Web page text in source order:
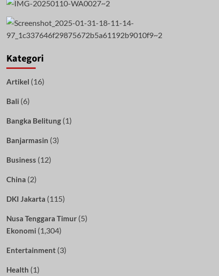
Kategori
Artikel (16)
Bali (6)
Bangka Belitung(1)
Banjarmasin (3)
Business (12)
China (2)
DKI Jakarta (115)
Nusa Tenggara Timur(5)
Ekonomi (1,304)
Entertainment(3)
Health (1)